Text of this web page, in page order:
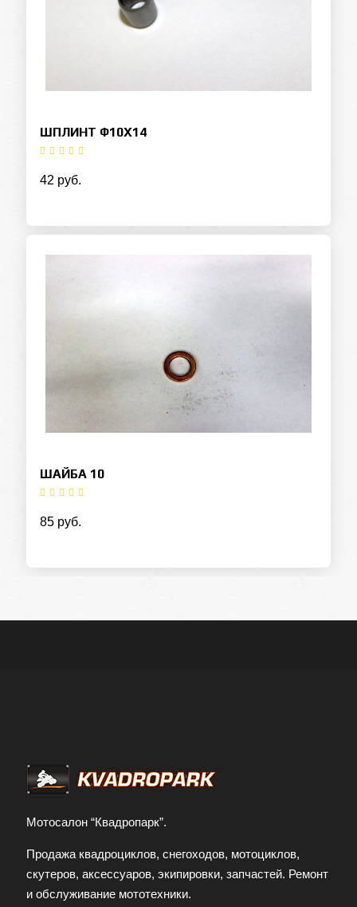
ШПЛИНТ Ф10Х14
42 руб.
ШАЙБА 10
85 руб.
Мотосалон “Квадропарк”.
Продажа квадроциклов, снегоходов, мотоциклов,
скутеров, аксессуаров, экипировки, запчастей. Ремонт
и обслуживание мототехники.